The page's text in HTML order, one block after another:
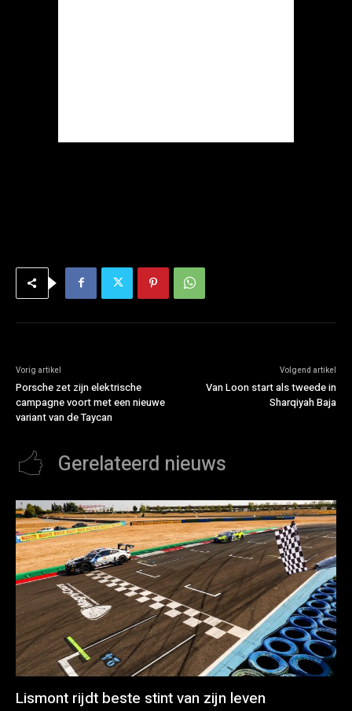
Vorig artikel
Porsche zet zijn elektrische
campagne voort met een nieuwe
variant van de Taycan
Volgend artikel
Van Loon start als tweede in
Sharqiyah Baja
Gerelateerd nieuws
Lismont rijdt beste stint van zijn leven